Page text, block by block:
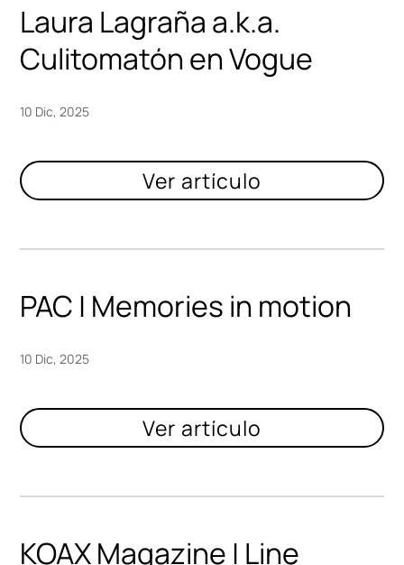
Laura Lagraña a.k.a.
Culitomatón en Vogue
10 Dic, 2025
PAC | Memories in motion
10 Dic, 2025
KOAX Magazine | Line